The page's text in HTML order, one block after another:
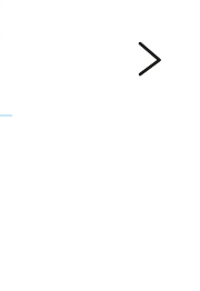
Газовая горелка